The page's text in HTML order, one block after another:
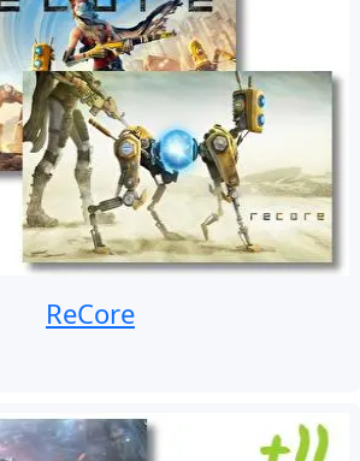
ReCore